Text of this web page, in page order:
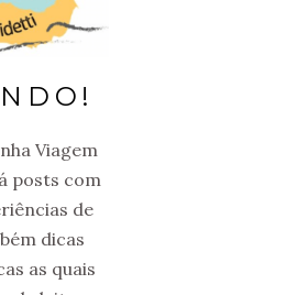
Viagem
posts com
de
dicas
as quais